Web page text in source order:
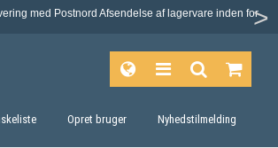
med Postnord Afsendelse af lagervare inden for
Fortrydelsesret på 30 dage
Opret bruger Nyhedstilmelding